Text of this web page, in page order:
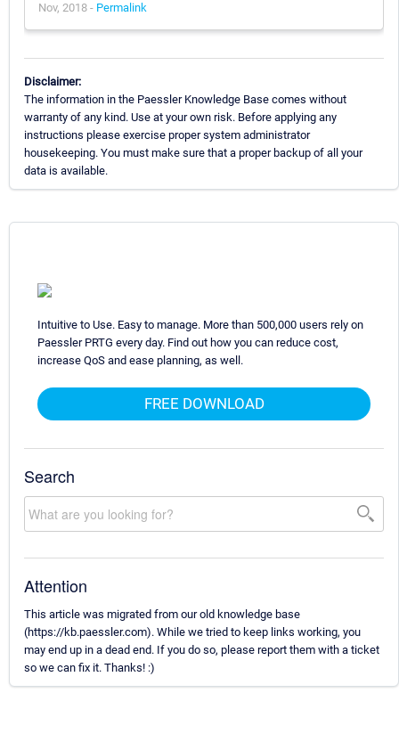
Nov, 2018 - Permalink
Disclaimer:
The information in the Paessler Knowledge Base comes without
warranty of any kind. Use at your own risk. Before applying any
instructions please exercise proper system administrator
housekeeping. You must make sure that a proper backup of all your
data is available.
Intuitive to Use. Easy to manage. More than 500,000 users rely on
Paessler PRTG every day. Find out how you can reduce cost,
increase QoS and ease planning, as well.
FREE DOWNLOAD
Search
Attention
This article was migrated from our old knowledge base
(https://kb.paessler.com). While we tried to keep links working, you
may end up in a dead end. If you do so, please report them with a ticket
so we can fix it. Thanks! :)